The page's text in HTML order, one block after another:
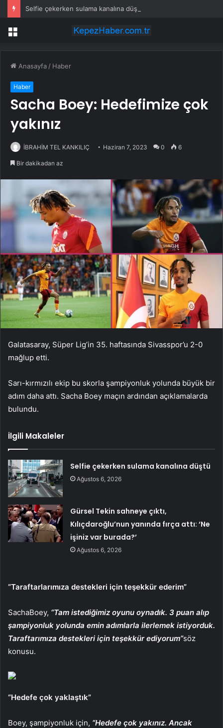
Selfie çekerken sulama kanalına düştü
Menü
Anasayfa / Haber
Haber
Sacha Boey: Hedefimize çok
yakınız
İBRAHİM TEL KANKILIÇ Haziran 7, 2023 0 6
Bir dakikadan az
Galatasaray, Süper Lig’in 35. haftasında Sivasspor’u 2-0
mağlup etti.
Sarı-kırmızılı ekip bu skorla şampiyonluk yolunda büyük bir
adım daha attı. Sacha Boey maçın ardından açıklamalarda
bulundu.
İlgili Makaleler
Selfie çekerken sulama kanalına düştü
Ağustos 6, 2026
Gürsel Tekin sahneye çıktı,
Kılıçdaroğlu’nun yanında fırça attı: ‘Ne
işiniz var burada?’
Ağustos 6, 2026
“Taraftarlarımıza destekleri için teşekkür ederim”
SachaBoey, “Tam istediğimiz oyunu oynadık. 3 puan alıp
şampiyonluk yolunda emin adımlarla ilerlemek istiyorduk.
Taraftarımıza destekleri için teşekkür ediyorum”söz
konusu.
“Hedefe çok yaklaştık”
Boey, şampiyonluk için, “Hedefe çok yakınız. Ancak